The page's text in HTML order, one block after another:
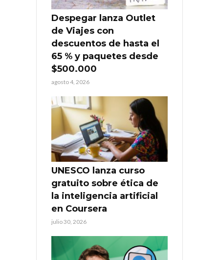
Despegar lanza Outlet
de Viajes con
descuentos de hasta el
65 % y paquetes desde
$500.000
agosto 4, 2026
UNESCO lanza curso
gratuito sobre ética de
la inteligencia artificial
en Coursera
julio 30, 2026